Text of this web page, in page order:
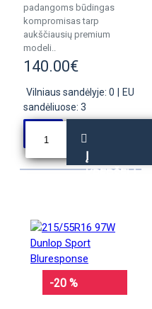
padangoms būdingas
kompromisas tarp
aukščiausių premium
modeli..
140.00€
Vilniaus sandėlyje: 0
EU
sandėliuose: 3
Į
KREPŠELĮ
-20 %